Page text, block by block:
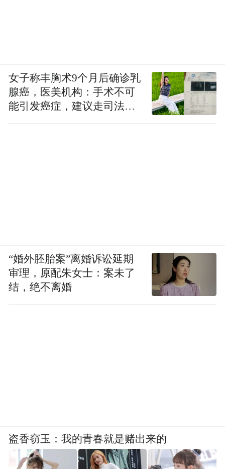
女子称丰胸术9个月后确诊乳
腺癌，医美机构：手术不可
能引发癌症，建议走司法途
“婚外胚胎案”离婚诉讼延期
审理，原配朱女士：案未了
结，绝不离婚
盗香窃玉：我的青春就是赌出来的